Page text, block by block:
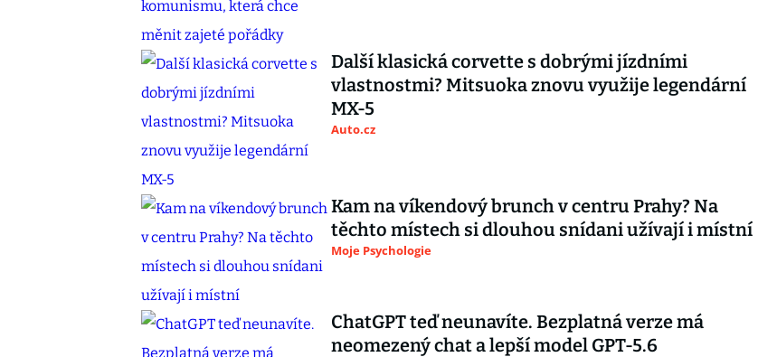
Další klasická corvette s dobrými jízdními
vlastnostmi? Mitsuoka znovu využije legendární
MX-5
Auto.cz
Kam na víkendový brunch v centru Prahy? Na
těchto místech si dlouhou snídani užívají i místní
Moje Psychologie
ChatGPT teď neunavíte. Bezplatná verze má
neomezený chat a lepší model GPT-5.6